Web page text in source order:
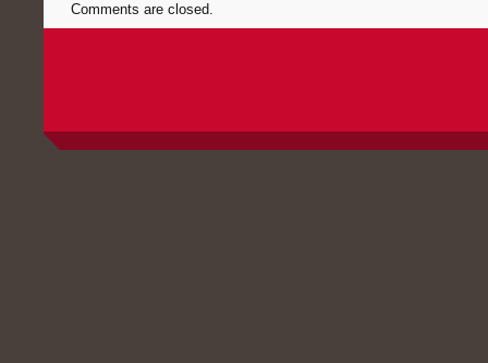
Comments are closed.